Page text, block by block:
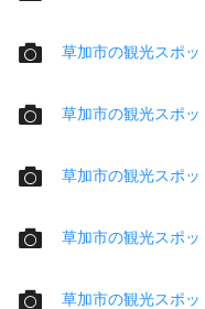
草加市の観光スポッ
草加市の観光スポッ
草加市の観光スポッ
草加市の観光スポッ
草加市の観光スポッ